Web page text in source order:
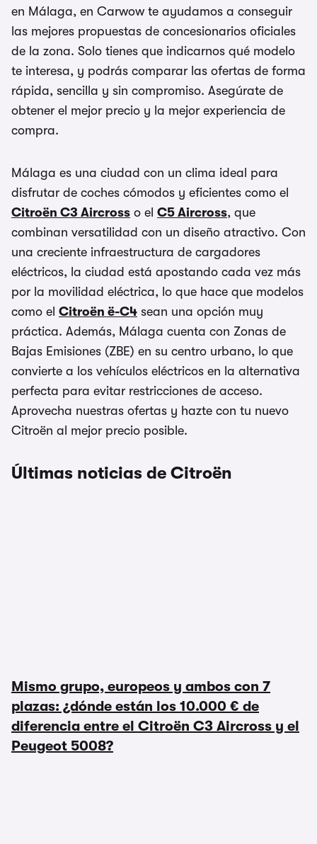
en Málaga, en Carwow te ayudamos a conseguir
las mejores propuestas de concesionarios oficiales
de la zona. Solo tienes que indicarnos qué modelo
te interesa, y podrás comparar las ofertas de forma
rápida, sencilla y sin compromiso. Asegúrate de
obtener el mejor precio y la mejor experiencia de
compra.
Málaga es una ciudad con un clima ideal para
disfrutar de coches cómodos y eficientes como el
Citroën C3 Aircross o el C5 Aircross, que
combinan versatilidad con un diseño atractivo. Con
una creciente infraestructura de cargadores
eléctricos, la ciudad está apostando cada vez más
por la movilidad eléctrica, lo que hace que modelos
como el Citroën ë-C4 sean una opción muy
práctica. Además, Málaga cuenta con Zonas de
Bajas Emisiones (ZBE) en su centro urbano, lo que
convierte a los vehículos eléctricos en la alternativa
perfecta para evitar restricciones de acceso.
Aprovecha nuestras ofertas y hazte con tu nuevo
Citroën al mejor precio posible.
Últimas noticias de Citroën
Mismo grupo, europeos y ambos con 7
plazas: ¿dónde están los 10.000 € de
diferencia entre el Citroën C3 Aircross y el
Peugeot 5008?